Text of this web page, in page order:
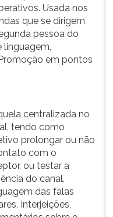
Usada nos
que se dirigem
pessoa do
linguagem,
em pontos
centralizada no
tendo como
prolongar ou não
com o
ou testar a
do canal.
das falas
Interjeições,